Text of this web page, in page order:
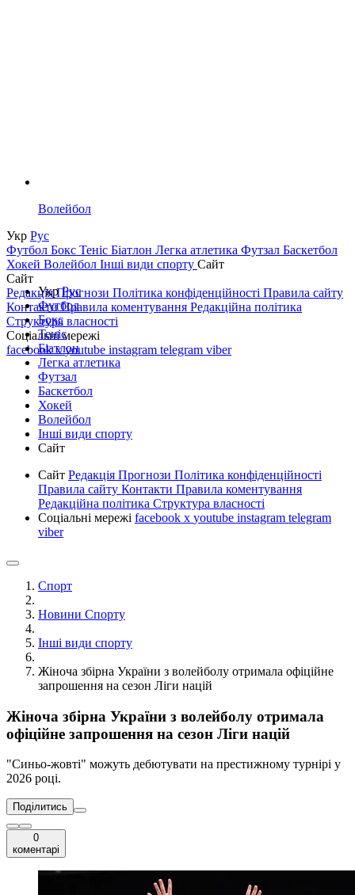
Волейбол
Укр Рус
Футбол Бокс Теніс Біатлон Легка атлетика Футзал Баскетбол
Хокей Волейбол Інші види спорту Сайт
Сайт
РедакціяПрогнози Політика конфіденційності Правила сайту
КонтактиПравила коментування Редакційна політика
Структура власності
Соціальні мережі
facebookxyoutube instagram telegram viber
УкрРус
Футбол
Бокс
Теніс
Біатлон
Легка атлетика
Футзал
Баскетбол
Хокей
Волейбол
Інші види спорту
Сайт
Сайт Редакція Прогнози Політика конфіденційності
Правила сайту Контакти Правила коментування
Редакційна політика Структура власності
Соціальні мережі facebook x youtube instagram telegram
viber
Спорт
Новини Спорту
Інші види спорту
Жіноча збірна України з волейболу отримала офіційне
запрошення на сезон Ліги націй
Жіноча збірна України з волейболу отримала
офіційне запрошення на сезон Ліги націй
"Синьо-жовті" можуть дебютувати на престижному турнірі у
2026 році.
Поділитись
0
коментарі